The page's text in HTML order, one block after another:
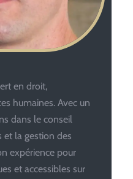
en droit,
humaines. Avec un
dans le conseil
et la gestion des
expérience pour
et accessibles sur